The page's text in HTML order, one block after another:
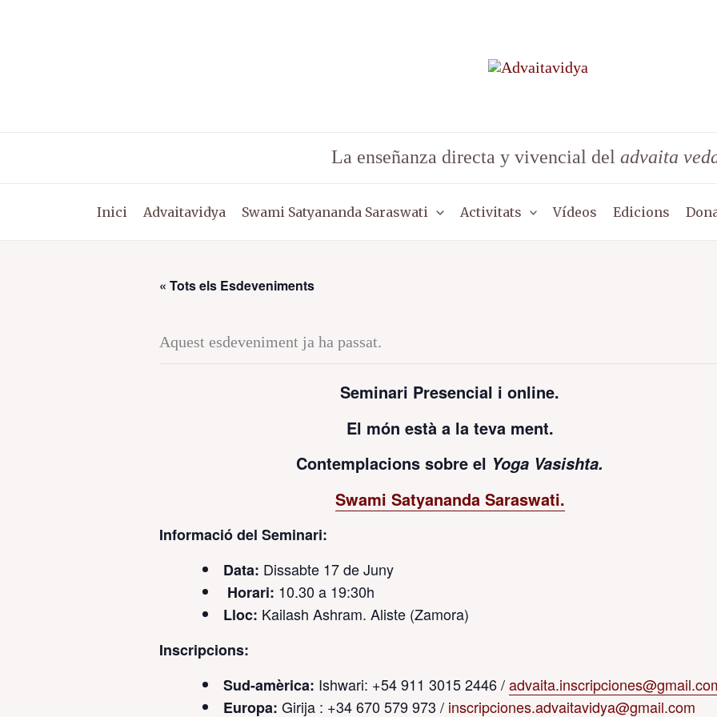
La enseñanza directa y vivencial del advaita
Inici Advaitavidya Swami Satyananda Saraswati Activitats Vídeos Edicions
« Tots els Esdeveniments
Aquest esdeveniment ja ha passat.
Seminari Presencial i online.
El món està a la teva ment.
Contemplacions sobre el Yoga Vasishta.
Swami Satyananda Saraswati.
Informació del Seminari:
Data: Dissabte 17 de Juny
Horari: 10.30 a 19:30h
Lloc: Kailash Ashram. Aliste (Zamora)
Inscripcions:
Sud-amèrica: Ishwari: +54 911 3015 2446 /
Europa: Girija : +34 670 579 973 / inscripciones.advaitavidya@gmail.com